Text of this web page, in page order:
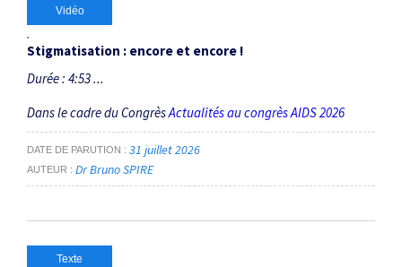
Vidéo
Stigmatisation : encore et encore !
Durée : 4:53 ...
Dans le cadre du CongrèsActualités au congrès AIDS 2026
DATE DE PARUTION 31 juillet 2026
AUTEUR Dr Bruno SPIRE
Texte